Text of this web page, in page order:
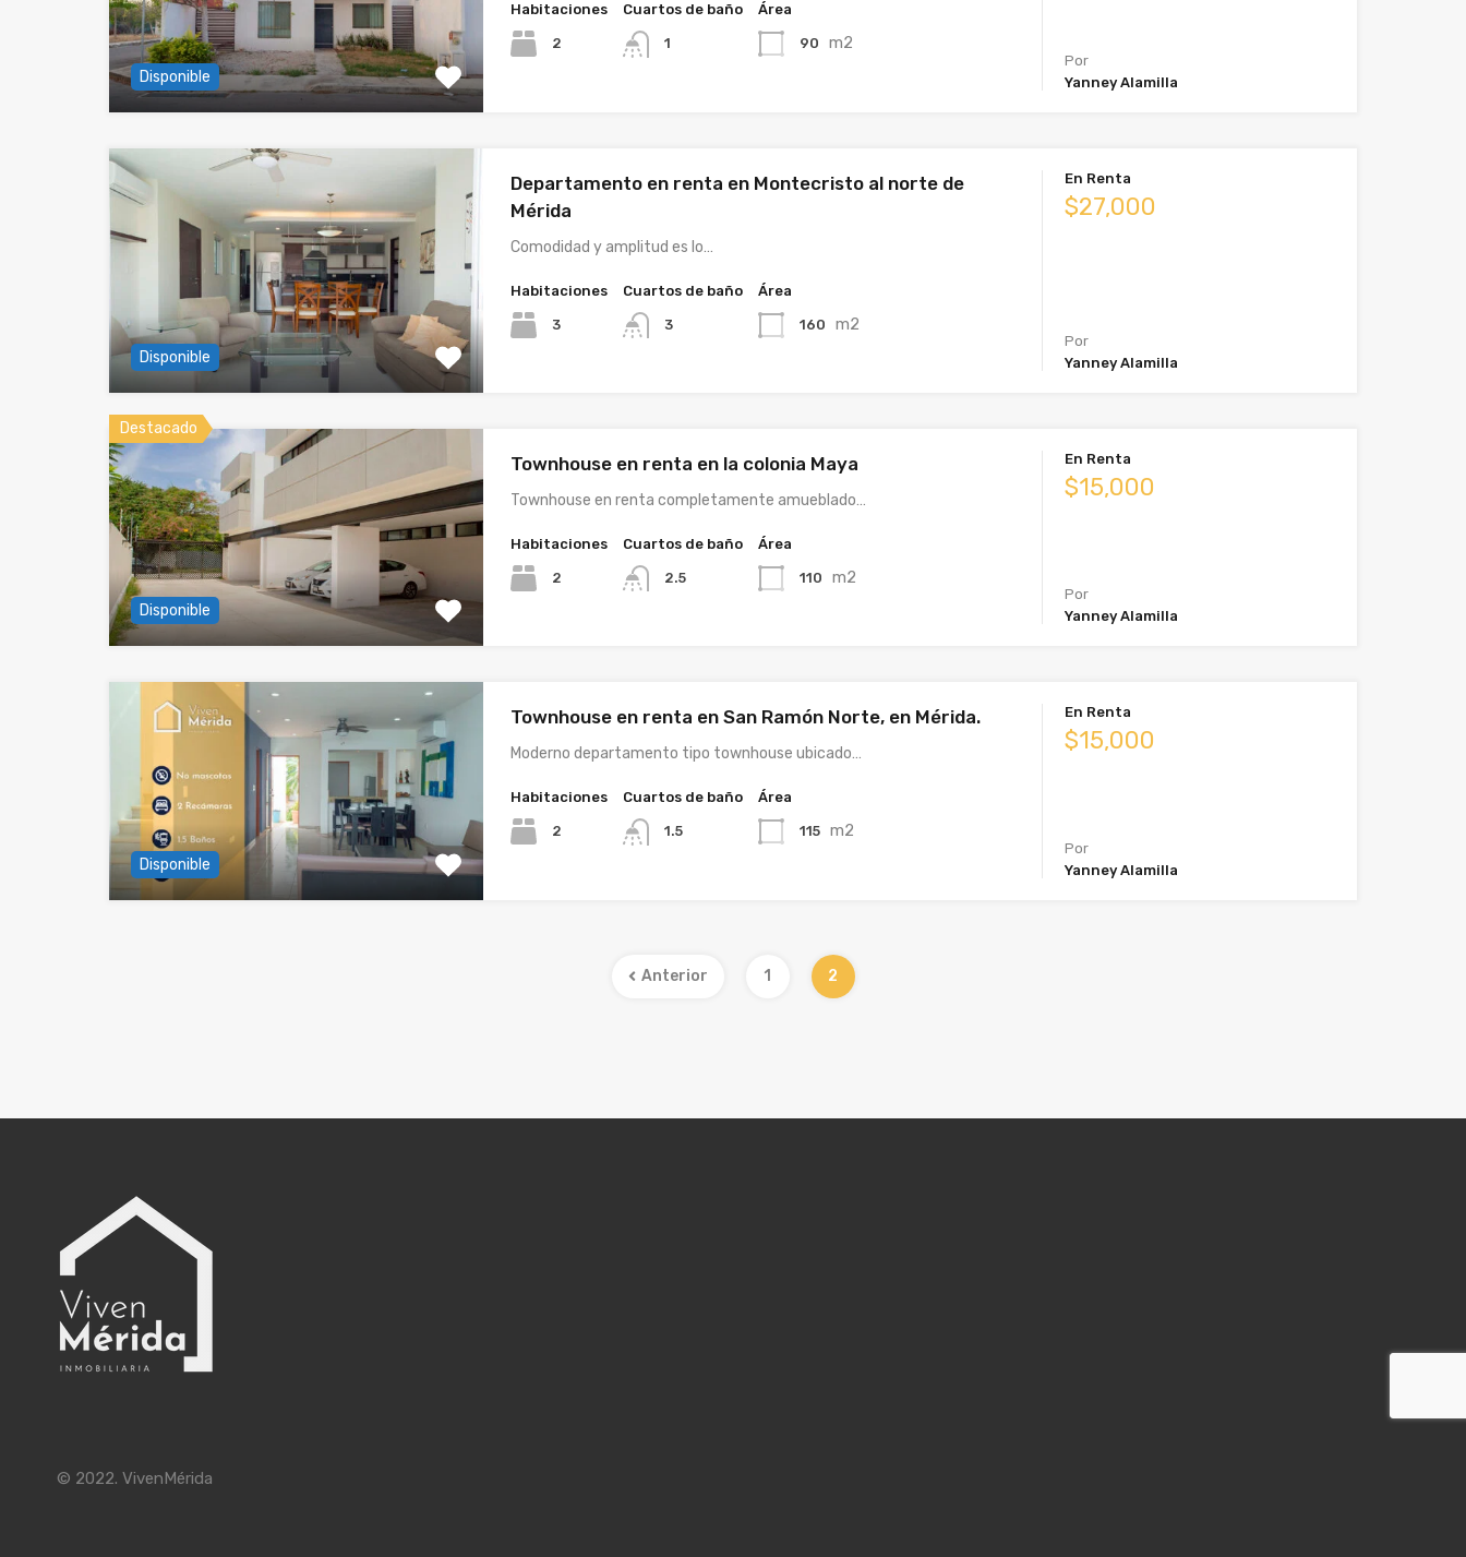
Disponible
Habitaciones
2
Cuartos de baño
1
Área
90 m2
Por
Yanney Alamilla
Disponible
Departamento en renta en Montecristo al norte de
Mérida
Comodidad y amplitud es lo…
Habitaciones
3
Cuartos de baño
3
Área
160 m2
En Renta
$27,000
Por
Yanney Alamilla
Destacado
Disponible
Townhouse en renta en la colonia Maya
Townhouse en renta completamente amueblado…
Habitaciones
2
Cuartos de baño
2.5
Área
110 m2
En Renta
$15,000
Por
Yanney Alamilla
Disponible
Townhouse en renta en San Ramón Norte, en Mérida.
Moderno departamento tipo townhouse ubicado…
Habitaciones
2
Cuartos de baño
1.5
Área
115 m2
En Renta
$15,000
Por
Yanney Alamilla
Anterior 1 2
© 2022. VivenMérida